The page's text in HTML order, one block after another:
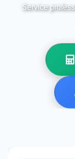
Service